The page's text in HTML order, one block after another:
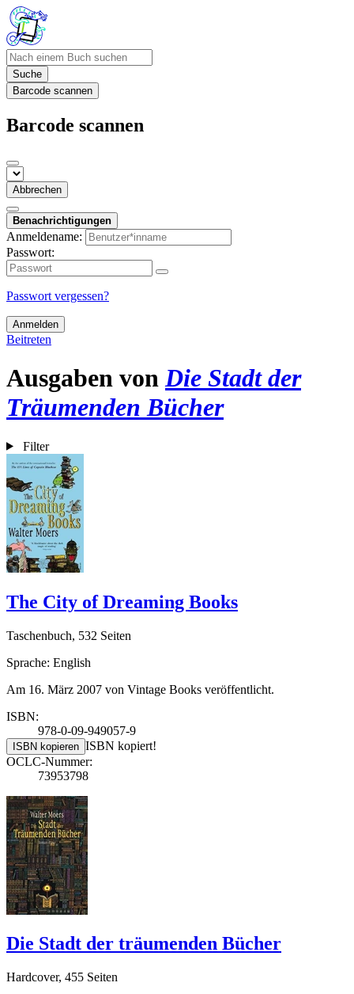
Suche
Barcode scannen
Barcode scannen
Abbrechen
Benachrichtigungen
Anmeldename:
Passwort:
Passwort vergessen?
Anmelden
Beitreten
Ausgaben vonDie Stadt der
Träumenden Bücher
Filter
The City of Dreaming Books
Taschenbuch, 532 Seiten
Sprache: English
Am 16. März 2007 von Vintage Books veröffentlicht.
ISBN:
978-0-09-949057-9
ISBN kopieren ISBN kopiert!
OCLC-Nummer:
73953798
Die Stadt der träumenden Bücher
Hardcover, 455 Seiten